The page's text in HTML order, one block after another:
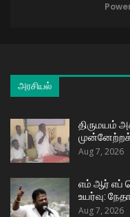
அரசியல்
திருமயம்
Aug 7, 2026
எம் ஆர் எப்
உயர்வு:
Aug 7, 2026